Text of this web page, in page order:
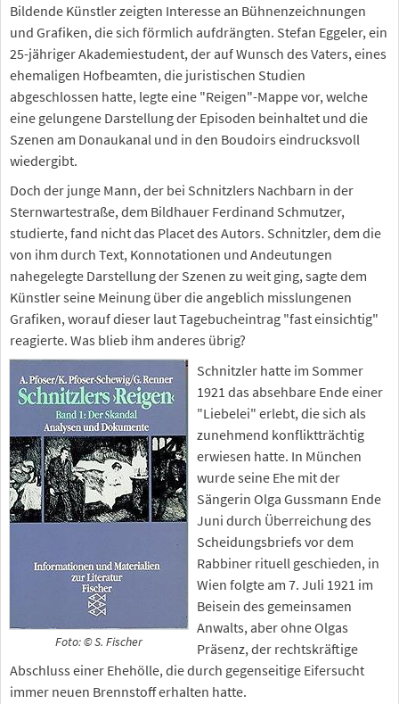
Bildende Künstler zeigten Interesse an Bühnenzeichnungen
und Grafiken, die sich förmlich aufdrängten. Stefan Eggeler, ein
25-jähriger Akademiestudent, der auf Wunsch des Vaters, eines
ehemaligen Hofbeamten, die juristischen Studien
abgeschlossen hatte, legte eine "Reigen"-Mappe vor, welche
eine gelungene Darstellung der Episoden beinhaltet und die
Szenen am Donaukanal und in den Boudoirs eindrucksvoll
wiedergibt.
Doch der junge Mann, der bei Schnitzlers Nachbarn in der
Sternwartestraße, dem Bildhauer Ferdinand Schmutzer,
studierte, fand nicht das Placet des Autors. Schnitzler, dem die
von ihm durch Text, Konnotationen und Andeutungen
nahegelegte Darstellung der Szenen zu weit ging, sagte dem
Künstler seine Meinung über die angeblich misslungenen
Grafiken, worauf dieser laut Tagebucheintrag "fast einsichtig"
reagierte. Was blieb ihm anderes übrig?
Foto: © S. Fischer
Schnitzler hatte im Sommer
1921 das absehbare Ende einer
"Liebelei" erlebt, die sich als
zunehmend konfliktträchtig
erwiesen hatte. In München
wurde seine Ehe mit der
Sängerin Olga Gussmann Ende
Juni durch Überreichung des
Scheidungsbriefs vor dem
Rabbiner rituell geschieden, in
Wien folgte am 7. Juli 1921 im
Beisein des gemeinsamen
Anwalts, aber ohne Olgas
Präsenz, der rechtskräftige
Abschluss einer Ehehölle, die durch gegenseitige Eifersucht
immer neuen Brennstoff erhalten hatte.